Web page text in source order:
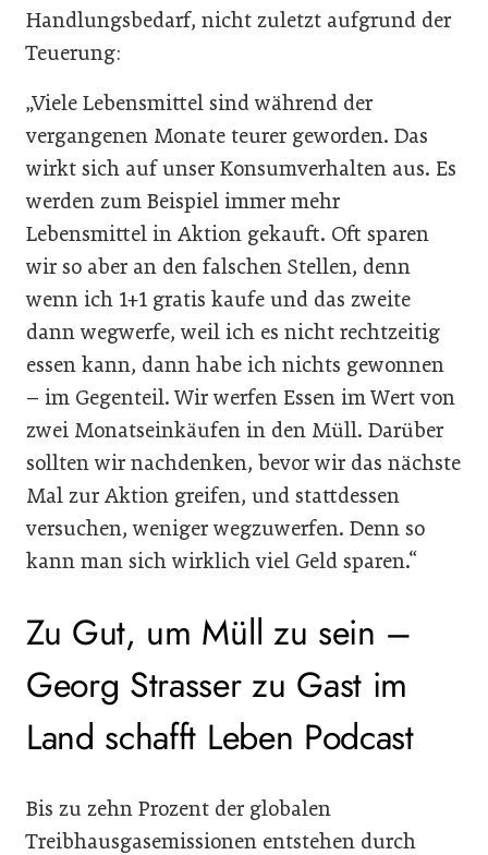
Handlungsbedarf, nicht zuletzt aufgrund der
Teuerung:
„Viele Lebensmittel sind während der
vergangenen Monate teurer geworden. Das
wirkt sich auf unser Konsumverhalten aus. Es
werden zum Beispiel immer mehr
Lebensmittel in Aktion gekauft. Oft sparen
wir so aber an den falschen Stellen, denn
wenn ich 1+1 gratis kaufe und das zweite
dann wegwerfe, weil ich es nicht rechtzeitig
essen kann, dann habe ich nichts gewonnen
– im Gegenteil. Wir werfen Essen im Wert von
zwei Monatseinkäufen in den Müll. Darüber
sollten wir nachdenken, bevor wir das nächste
Mal zur Aktion greifen, und stattdessen
versuchen, weniger wegzuwerfen. Denn so
kann man sich wirklich viel Geld sparen.“
Zu Gut, um Müll zu sein –
Georg Strasser zu Gast im
Land schafft Leben Podcast
Bis zu zehn Prozent der globalen
Treibhausgasemissionen entstehen durch